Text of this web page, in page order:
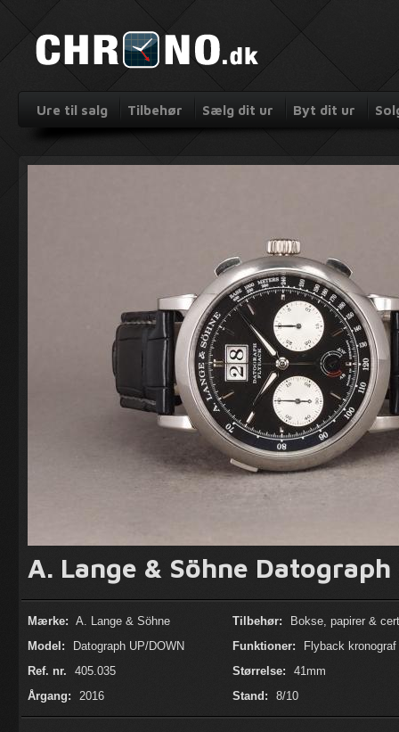
Ure til salg Tilbehør Sælg dit ur Byt dit ur
A. Lange & Söhne
Mærke: A. Lange & Söhne
Model:
Datograph UP/DOWN
Ref. nr.
405.035
Årgang:
2016
Tilbehør:
Bokse, papirer &
Funktioner:
Flyback
Størrelse:
41mm
Stand:
8/10